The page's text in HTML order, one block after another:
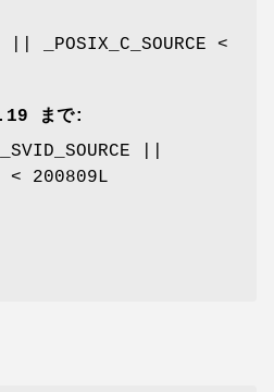
|| _POSIX_C_SOURCE <
まで:
||
< 200809L